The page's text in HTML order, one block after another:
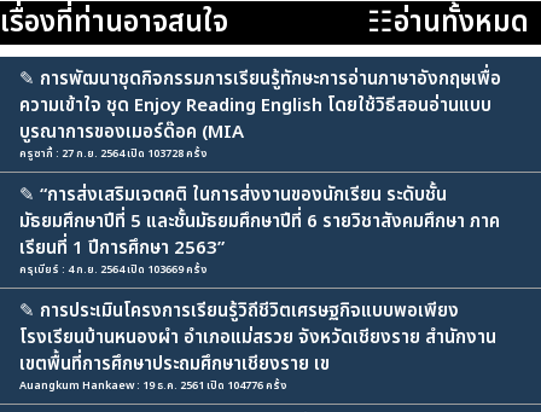
เรื่องที่ท่านอาจสนใจ ☷อ่านทั้งหมด
✎ การพัฒนาชุดกิจกรรมการเรียนรู้ทักษะการอ่านภาษาอังกฤษเพื่อ
ความเข้าใจ ชุด Enjoy Reading English โดยใช้วิธีสอนอ่านแบบ
บูรณาการของเมอร์ด๊อค (MIA
ครูซากี้ : 27 ก.ย. 2564 เปิด 103728 ครั้ง
✎ “การส่งเสริมเจตคติ ในการส่งงานของนักเรียน ระดับชั้น
มัธยมศึกษาปีที่ 5 และชั้นมัธยมศึกษาปีที่ 6 รายวิชาสังคมศึกษา ภาค
เรียนที่ 1 ปีการศึกษา 2563”
ครุเบียร์ : 4 ก.ย. 2564 เปิด 103669 ครั้ง
✎ การประเมินโครงการเรียนรู้วิถีชีวิตเศรษฐกิจแบบพอเพียง
โรงเรียนบ้านหนองผำ อำเภอแม่สรวย จังหวัดเชียงราย สำนักงาน
เขตพื้นที่การศึกษาประถมศึกษาเชียงราย เข
Auangkum Hankaew : 19 ธ.ค. 2561 เปิด 104776 ครั้ง